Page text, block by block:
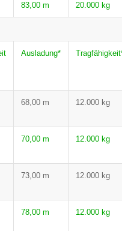
83,00 m 20.000 kg
Ausladung*
68,00 m 12.000 kg
70,00 m 12.000 kg
73,00 m 12.000 kg
78,00 m 12.000 kg